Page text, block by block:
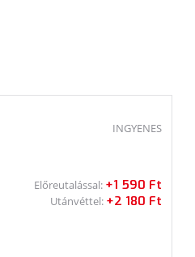
INGYENES
Előreutalással: +1 590 Ft
Utánvéttel: +2 180 Ft